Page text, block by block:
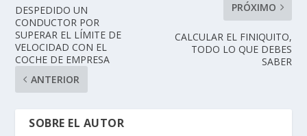
DESPEDIDO UN
CONDUCTOR POR
SUPERAR EL LÍMITE DE
VELOCIDAD CON EL
COCHE DE EMPRESA
ANTERIOR
PRÓXIMO
CALCULAR EL FINIQUITO,
TODO LO QUE DEBES
SABER
SOBRE EL AUTOR